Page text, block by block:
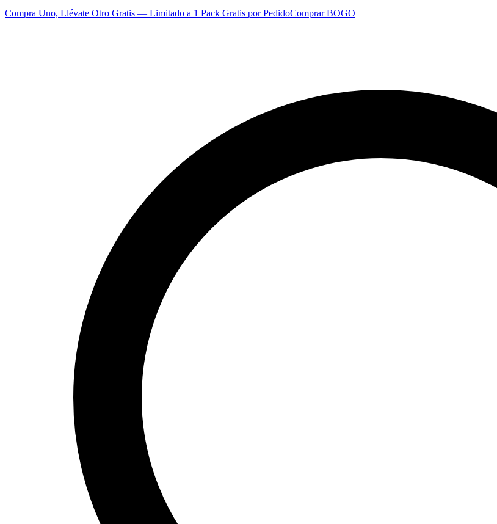
Compra Uno, Llévate Otro Gratis — Limitado a 1 Pack Gratis por PedidoComprar BOGO